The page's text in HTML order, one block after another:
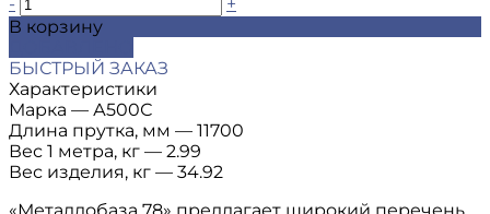
-
+
В корзину
БЫСТРЫЙ ЗАКАЗ
Характеристики
Марка — А500С
Длина прутка, мм — 11700
Вес 1 метра, кг — 2.99
Вес изделия, кг — 34.92